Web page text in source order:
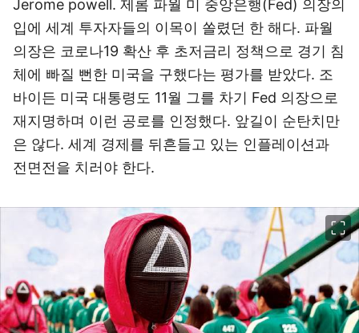
Jerome powell. 제롬 파월 미 중앙은행(Fed) 의장의
입에 세계 투자자들의 이목이 쏠렸던 한 해다. 파월
의장은 코로나19 확산 후 초저금리 정책으로 경기 침
체에 빠질 뻔한 미국을 구했다는 평가를 받았다. 조
바이든 미국 대통령도 11월 그를 차기 Fed 의장으로
재지명하며 이런 공로를 인정했다. 앞길이 순탄치만
은 않다. 세계 경제를 뒤흔들고 있는 인플레이션과
전면전을 치러야 한다.